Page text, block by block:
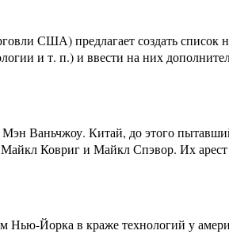
США) предлагает создать список
и т. п.) и ввести на них
Ваньчжоу. Китай, до этого
Ковриг и Майкл Спэвор. Их
Йорка в краже технологий у